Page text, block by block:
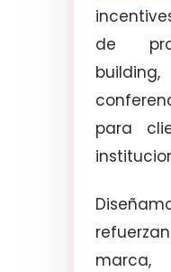
de
para
marca,